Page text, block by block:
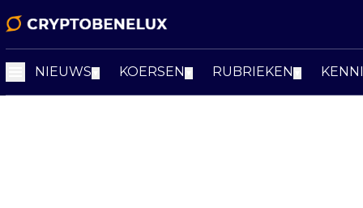
NIEUWS KOERSEN RUBRIEKEN